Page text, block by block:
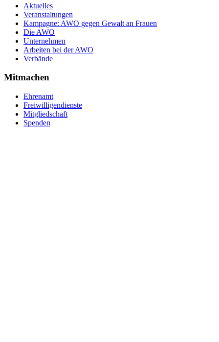
Aktuelles
Veranstaltungen
Kampagne: AWO gegen Gewalt an Frauen
Die AWO
Unternehmen
Arbeiten bei der AWO
Verbände
Mitmachen
Ehrenamt
Freiwilligendienste
Mitgliedschaft
Spenden